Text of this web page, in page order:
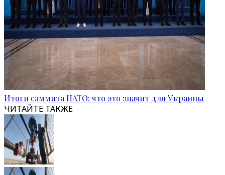
Итоги саммита НАТО: что это значит для Украины
ЧИТАЙТЕ ТАКЖЕ